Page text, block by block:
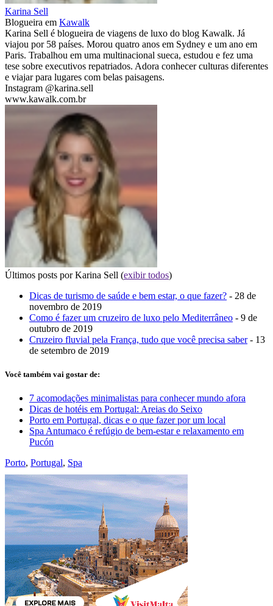
Karina Sell
Blogueira em Kawalk
Karina Sell é blogueira de viagens de luxo do blog Kawalk. Já
viajou por 58 países. Morou quatro anos em Sydney e um ano em
Paris. Trabalhou em uma multinacional sueca, estudou e fez uma
tese sobre executivos repatriados. Adora conhecer culturas diferentes
e viajar para lugares com belas paisagens.
Instagram @karina.sell
www.kawalk.com.br
Últimos posts por Karina Sell (exibir todos)
Dicas de turismo de saúde e bem estar, o que fazer? - 28 de
novembro de 2019
Como é fazer um cruzeiro de luxo pelo Mediterrâneo - 9 de
outubro de 2019
Cruzeiro fluvial pela França, tudo que você precisa saber- 13
de setembro de 2019
Você também vai gostar de:
7 acomodações minimalistas para conhecer mundo afora
Dicas de hotéis em Portugal: Areias do Seixo
Porto em Portugal, dicas e o que fazer por um local
Spa Antumaco é refúgio de bem-estar e relaxamento em
Pucón
Porto, Portugal, Spa